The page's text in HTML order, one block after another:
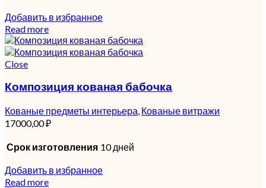
Добавить в избранное
Read more
Close
Композиция кованая бабочка
Кованые предметы интерьера, Кованые витражи
17000,00₽
Срок изготовления 10 дней
Добавить в избранное
Read more